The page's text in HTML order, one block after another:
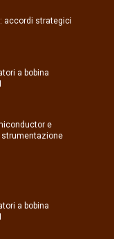
accordi strategici
a bobina
e
strumentazione
a bobina